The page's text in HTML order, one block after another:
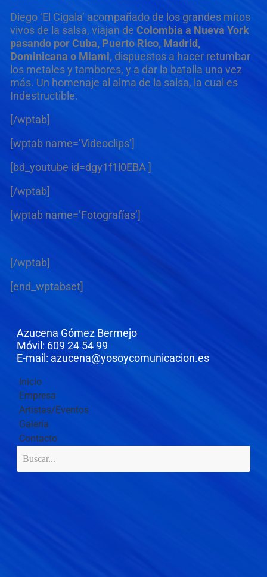
Diego ‘El Cigala’ acompañado de los grandes mitos
vivos de la salsa, viajan de Colombia a Nueva York
pasando por Cuba, Puerto Rico, Madrid,
Dominicana o Miami,dispuestos a hacer retumbar
los metales y tambores, y a dar la batalla una vez
más. Un homenaje al alma de la salsa, la cual es
Indestructible.
[/wptab]
[wptab name=’Videoclips’]
[bd_youtube id=dgy1f1l0EBA ]
[/wptab]
[wptab name=’Fotografías’]
[/wptab]
[end_wptabset]
Azucena Gómez Bermejo
Móvil: 609 24 54 99
E-mail: azucena@yosoycomunicacion.es
Inicio
Empresa
Artistas/Eventos
Galería
Contacto